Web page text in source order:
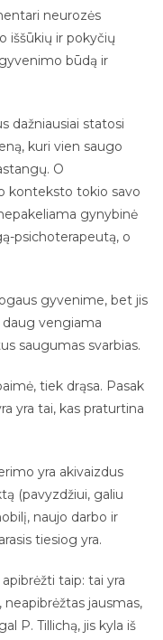
neurozės
iššūkių ir pokyčių
būdą ir
dažniausiai statosi
kuri vien saugo
O
konteksto tokio savo
gynybinė
psichoterapeutą, o
gyvenime, bet jis
vengiama
saugumas svarbias.
tiek drąsa. Pasak
yra tai, kas praturtina
yra akivaizdus
(pavyzdžiui, galiu
naujo darbo ir
tiesiog yra.
taip: tai yra
jausmas,
P. Tillichą, jis kyla iš